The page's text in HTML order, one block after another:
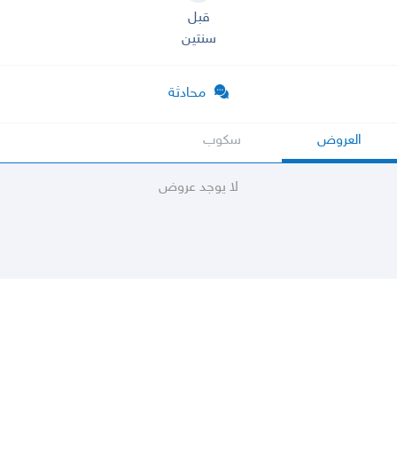
قبل
سنتين
محادثة
العروض سكوب
لا يوجد عروض